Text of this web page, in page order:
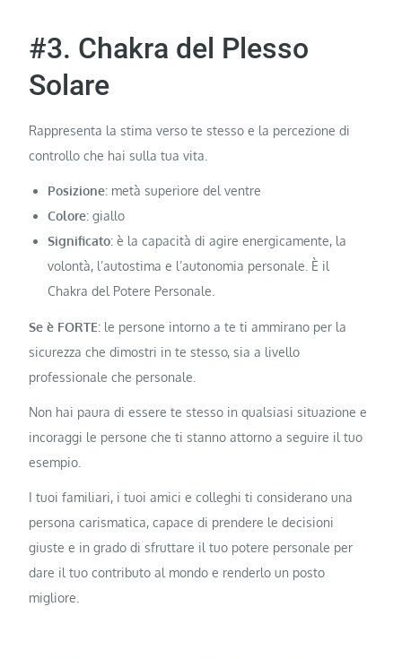
#3. Chakra del Plesso
Solare
Rappresenta la stima verso te stesso e la percezione di
controllo che hai sulla tua vita.
Posizione: metà superiore del ventre
Colore: giallo
Significato: è la capacità di agire energicamente, la
volontà, l’autostima e l’autonomia personale. È il
Chakra del Potere Personale.
Se è FORTE: le persone intorno a te ti ammirano per la
sicurezza che dimostri in te stesso, sia a livello
professionale che personale.
Non hai paura di essere te stesso in qualsiasi situazione e
incoraggi le persone che ti stanno attorno a seguire il tuo
esempio.
I tuoi familiari, i tuoi amici e colleghi ti considerano una
persona carismatica, capace di prendere le decisioni
giuste e in grado di sfruttare il tuo potere personale per
dare il tuo contributo al mondo e renderlo un posto
migliore.